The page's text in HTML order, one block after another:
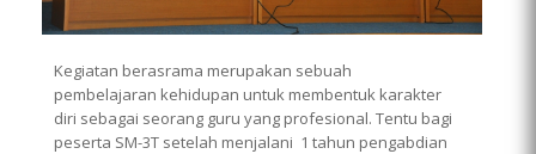
Kegiatan berasrama merupakan sebuah
pembelajaran kehidupan untuk membentuk karakter
diri sebagai seorang guru yang profesional. Tentu bagi
peserta SM-3T setelah menjalani 1 tahun pengabdian